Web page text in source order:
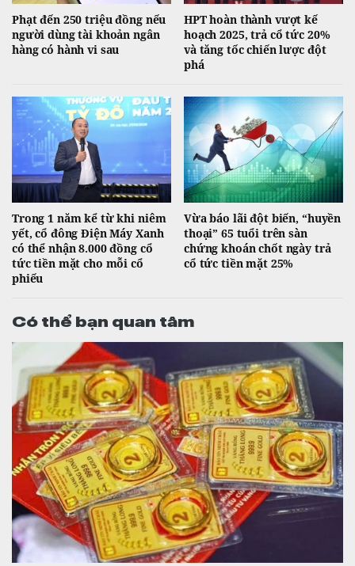
Phạt đến 250 triệu đồng nếu
người dùng tài khoản ngân
hàng có hành vi sau
HPT hoàn thành vượt kế
hoạch 2025, trả cổ tức 20%
và tăng tốc chiến lược đột
phá
Trong 1 năm kể từ khi niêm
yết, cổ đông Điện Máy Xanh
có thể nhận 8.000 đồng cổ
tức tiền mặt cho mỗi cổ
phiếu
Vừa báo lãi đột biến, “huyền
thoại” 65 tuổi trên sàn
chứng khoán chốt ngày trả
cổ tức tiền mặt 25%
Có thể bạn quan tâm